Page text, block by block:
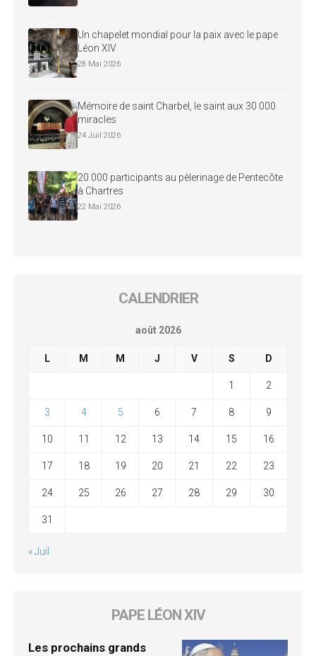
Un chapelet mondial pour la paix avec le pape
Léon XIV
28 Mai 2026
Mémoire de saint Charbel, le saint aux 30 000
miracles
24 Juil 2026
20 000 participants au pèlerinage de Pentecôte
à Chartres
22 Mai 2026
CALENDRIER
août 2026
L M M J V S D
1 2
3 4 5 6 7 8 9
10 11 12 13 14 15 16
17 18 19 20 21 22 23
24 25 26 27 28 29 30
31
« Juil
PAPE LÉON XIV
Les prochains grands